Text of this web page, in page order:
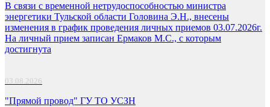
В связи с временной нетрудоспособностью министра
энергетики Тульской области Головина Э.Н., внесены
изменения в график проведения личных приемов 03.07.2026г.
На личный прием записан Ермаков М.С., с которым
достигнута
03.08.2026
"Прямой провод" ГУ ТО УСЗН